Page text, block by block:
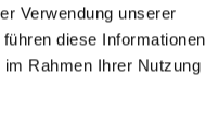
Verwendung unserer
diese Informationen
Rahmen Ihrer Nutzung